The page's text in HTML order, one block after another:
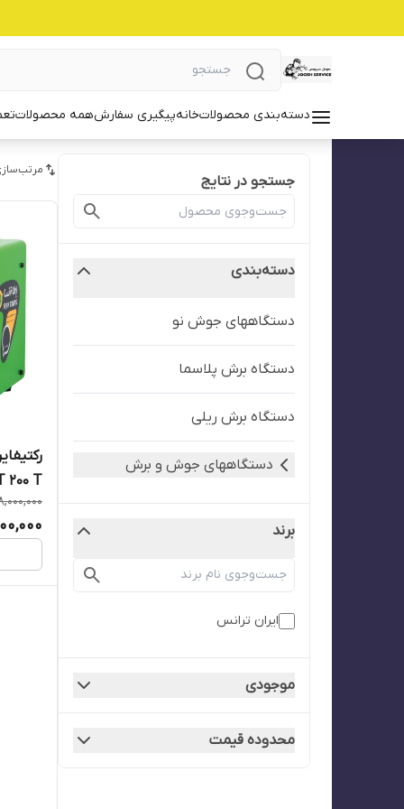
دسته‌بندی محصولاتخانهپیگیری سفارشهمه محصولات
جستجو در نتایج
دسته‌بندی
دستگاههای جوش نو
دستگاه برش پلاسما
دستگاه برش ریلی
دستگاههای جوش و برش
برند
ایران ترانس
موجودی
محدوده قیمت
200 T